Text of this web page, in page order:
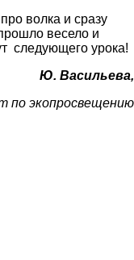
волка и сразу
весело и
следующего урока!
Ю. Васильева,
по экопросвещению